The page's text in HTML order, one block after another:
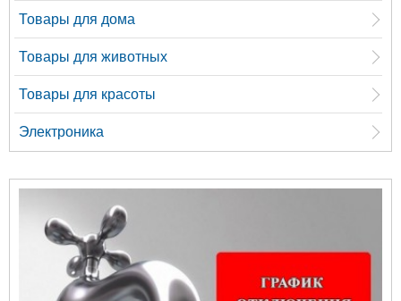
Товары для дома
Товары для животных
Товары для красоты
Электроника